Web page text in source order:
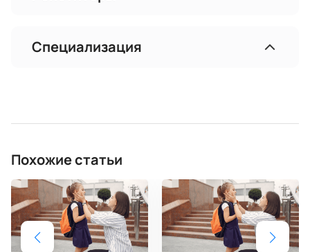
Специализация
Похожие статьи